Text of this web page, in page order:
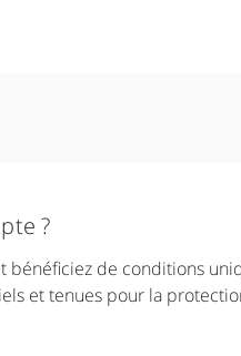
?
bénéficiez de conditions
et tenues pour la